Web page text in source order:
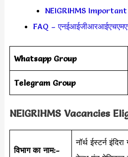
NEIGRIHMS Important
FAQ –
Whatsapp Group
Telegram Group
NEIGRIHMS Vacancies
विभाग का नाम:-
नॉर्थ ईस्टर्न